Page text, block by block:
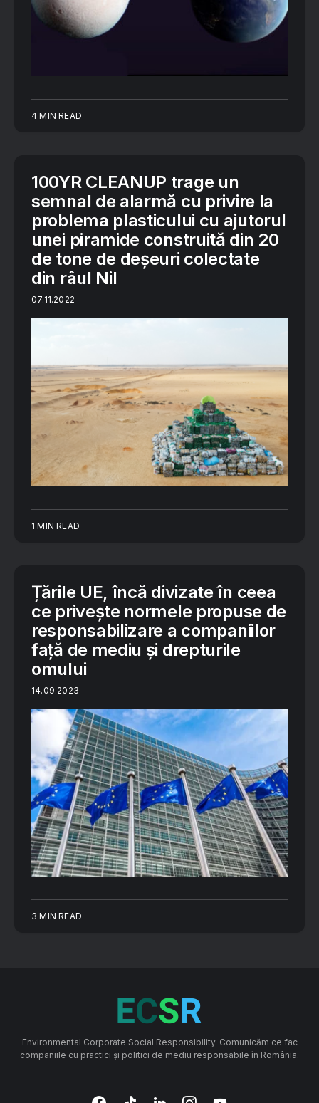
4 MIN READ
100YR CLEANUP trage un
semnal de alarmă cu privire la
problema plasticului cu ajutorul
unei piramide construită din 20
de tone de deșeuri colectate
din râul Nil
07.11.2022
1 MIN READ
Țările UE, încă divizate în ceea
ce privește normele propuse de
responsabilizare a companiilor
față de mediu și drepturile
omului
14.09.2023
3 MIN READ
Environmental Corporate Social Responsibility. Comunicăm ce fac
companiile cu practici și politici de mediu responsabile în România.